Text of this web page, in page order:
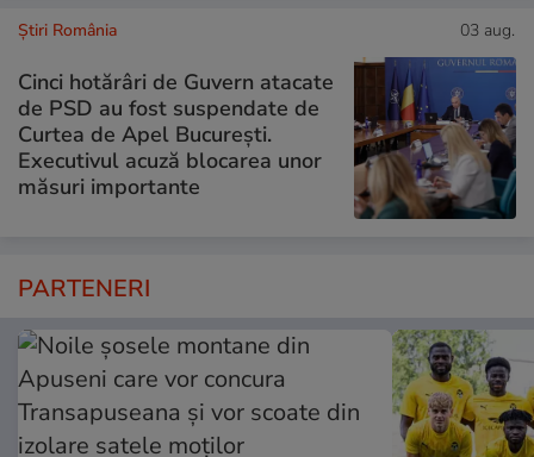
Știri România 03 aug.
Cinci hotărâri de Guvern atacate
de PSD au fost suspendate de
Curtea de Apel București.
Executivul acuză blocarea unor
măsuri importante
PARTENERI